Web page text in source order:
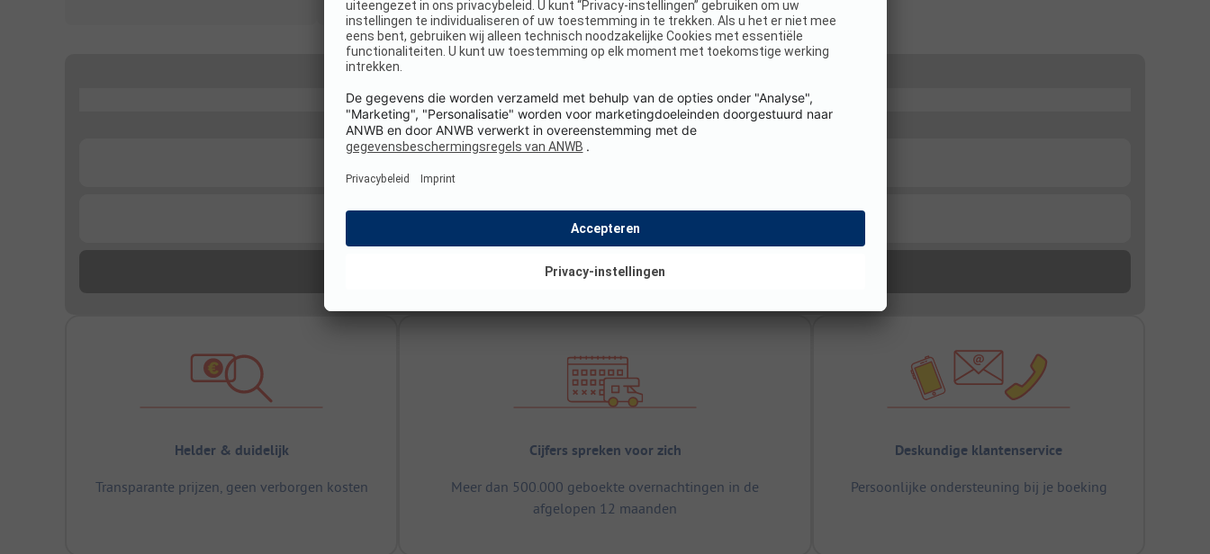
Helder & duidelijk
Transparante prijzen, geen verborgen kosten
Cijfers spreken voor zich
Meer dan 500.000 geboekte overnachtingen in de
afgelopen 12 maanden
Deskundige klantenservice
Persoonlijke ondersteuning bij je boeking